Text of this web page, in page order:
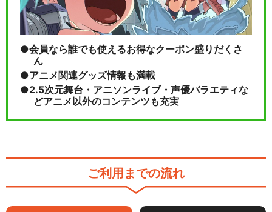
会員なら誰でも使えるお得なクーポン盛りだくさ
ん
アニメ関連グッズ情報も満載
2.5次元舞台・アニソンライブ・声優バラエティな
どアニメ以外のコンテンツも充実
ご利用までの流れ